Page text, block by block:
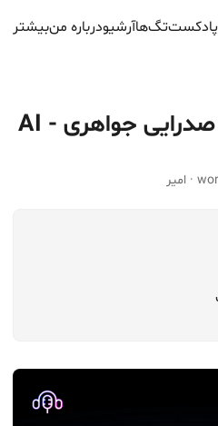
پادکستتگ‌هاآرشیودرباره منبیشتر
گفتگو با محمدعلی صدرایی جواهری - AI
· امیر